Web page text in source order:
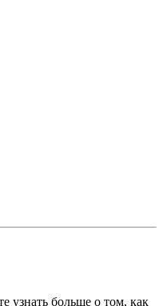
узнать больше о том, как